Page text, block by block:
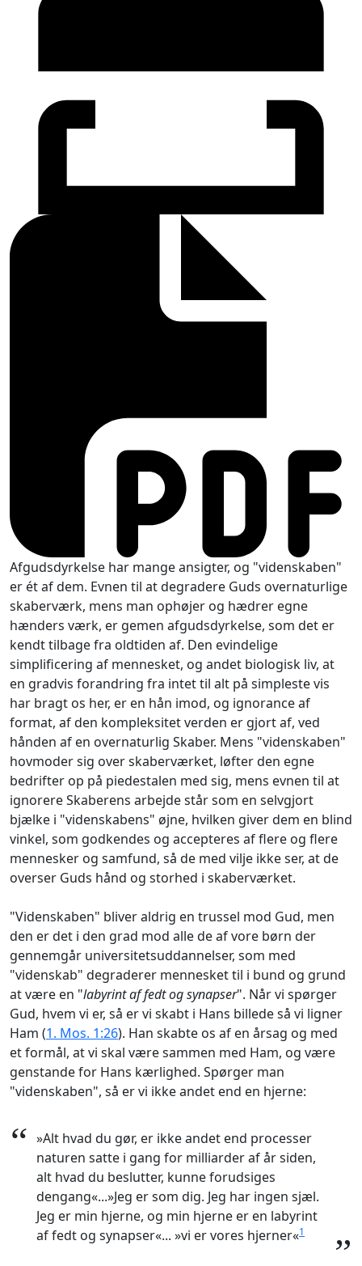
Afgudsdyrkelse har mange ansigter, og "videnskaben"
er ét af dem. Evnen til at degradere Guds overnaturlige
skaberværk, mens man ophøjer og hædrer egne
hænders værk, er gemen afgudsdyrkelse, som det er
kendt tilbage fra oldtiden af. Den evindelige
simplificering af mennesket, og andet biologisk liv, at
en gradvis forandring fra intet til alt på simpleste vis
har bragt os her, er en hån imod, og ignorance af
format, af den kompleksitet verden er gjort af, ved
hånden af en overnaturlig Skaber. Mens "videnskaben"
hovmoder sig over skaberværket, løfter den egne
bedrifter op på piedestalen med sig, mens evnen til at
ignorere Skaberens arbejde står som en selvgjort
bjælke i "videnskabens" øjne, hvilken giver dem en blind
vinkel, som godkendes og accepteres af flere og flere
mennesker og samfund, så de med vilje ikke ser, at de
overser Guds hånd og storhed i skaberværket.
"Videnskaben" bliver aldrig en trussel mod Gud, men
den er det i den grad mod alle de af vore børn der
gennemgår universitetsuddannelser, som med
"videnskab" degraderer mennesket til i bund og grund
at være en "labyrint af fedt og synapser". Når vi spørger
Gud, hvem vi er, så er vi skabt i Hans billede så vi ligner
Ham (1. Mos. 1:26). Han skabte os af en årsag og med
et formål, at vi skal være sammen med Ham, og være
genstande for Hans kærlighed. Spørger man
"videnskaben", så er vi ikke andet end en hjerne:
“ »Alt hvad du gør, er ikke andet end processer
naturen satte i gang for milliarder af år siden,
alt hvad du beslutter, kunne forudsiges
dengang«...»Jeg er som dig. Jeg har ingen sjæl.
Jeg er min hjerne, og min hjerne er en labyrint
af fedt og synapser«... »vi er vores hjerner«1 ”